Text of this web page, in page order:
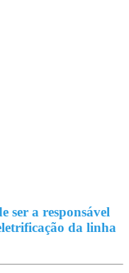
ser a responsável
da linha